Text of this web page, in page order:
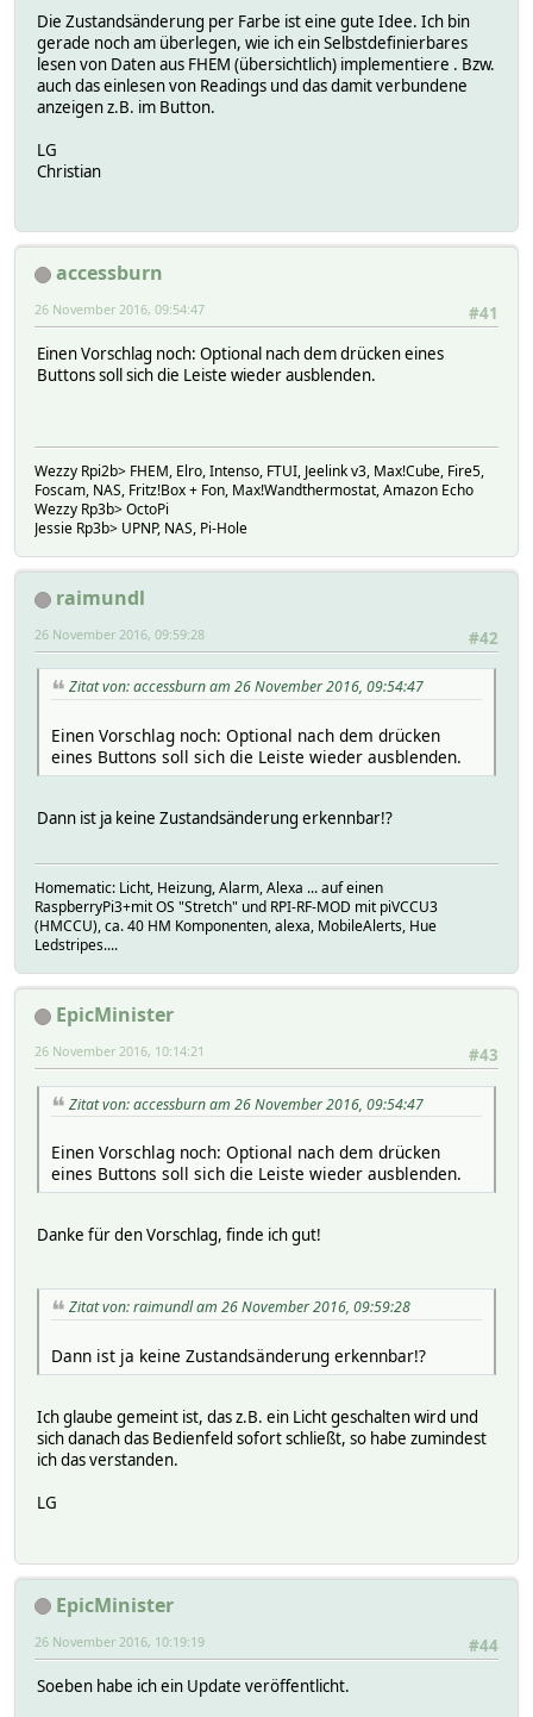
Die Zustandsänderung per Farbe ist eine gute Idee. Ich bin
gerade noch am überlegen, wie ich ein Selbstdefinierbares
lesen von Daten aus FHEM (übersichtlich) implementiere . Bzw.
auch das einlesen von Readings und das damit verbundene
anzeigen z.B. im Button.
LG
Christian
accessburn
#41
26 November 2016, 09:54:47
Einen Vorschlag noch: Optional nach dem drücken eines
Buttons soll sich die Leiste wieder ausblenden.
Wezzy Rpi2b> FHEM, Elro, Intenso, FTUI, Jeelink v3, Max!Cube, Fire5,
Foscam, NAS, Fritz!Box + Fon, Max!Wandthermostat, Amazon Echo
Wezzy Rp3b> OctoPi
Jessie Rp3b> UPNP, NAS, Pi-Hole
raimundl
#42
26 November 2016, 09:59:28
Zitat von: accessburn am 26 November 2016, 09:54:47
Einen Vorschlag noch: Optional nach dem drücken
eines Buttons soll sich die Leiste wieder ausblenden.
Dann ist ja keine Zustandsänderung erkennbar!?
Homematic: Licht, Heizung, Alarm, Alexa ... auf einen
RaspberryPi3+mit OS "Stretch" und RPI-RF-MOD mit piVCCU3
(HMCCU), ca. 40 HM Komponenten, alexa, MobileAlerts, Hue
Ledstripes....
EpicMinister
#43
26 November 2016, 10:14:21
Zitat von: accessburn am 26 November 2016, 09:54:47
Einen Vorschlag noch: Optional nach dem drücken
eines Buttons soll sich die Leiste wieder ausblenden.
Danke für den Vorschlag, finde ich gut!
Zitat von: raimundl am 26 November 2016, 09:59:28
Dann ist ja keine Zustandsänderung erkennbar!?
Ich glaube gemeint ist, das z.B. ein Licht geschalten wird und
sich danach das Bedienfeld sofort schließt, so habe zumindest
ich das verstanden.
LG
EpicMinister
#44
26 November 2016, 10:19:19
Soeben habe ich ein Update veröffentlicht.